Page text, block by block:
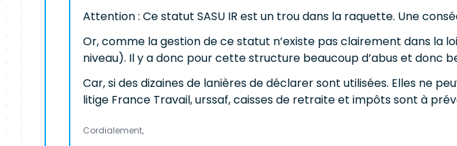
Attention : Ce statut SASU IR est un trou dans la raquette. Une
Or, comme la gestion de ce statut n’existe pas clairement dans la
niveau). Il y a donc pour cette structure beaucoup d’abus et donc
Car, si des dizaines de lanières de déclarer sont utilisées. Elles ne
litige France Travail, urssaf, caisses de retraite et impôts sont à
Cordialement,